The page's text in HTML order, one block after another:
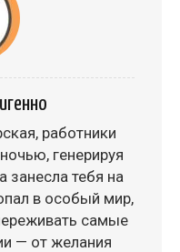
работники
генерируя
занесла тебя на
в особый мир,
самые
— от желания